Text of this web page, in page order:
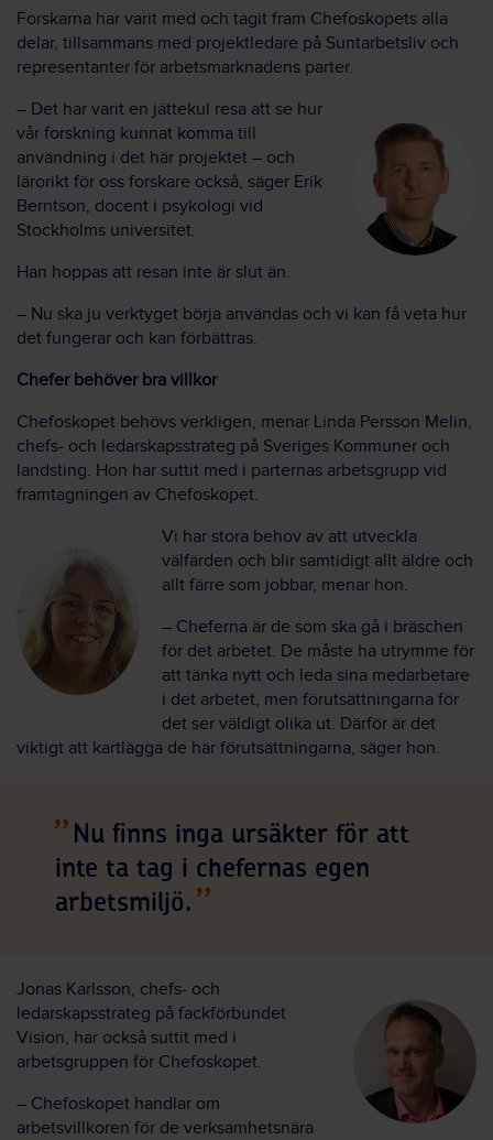
Forskarna har varit med och tagit fram Chefoskopets alla
delar, tillsammans med projektledare på Suntarbetsliv och
representanter för arbetsmarknadens parter.
– Det har varit en jättekul resa att se hur
vår forskning kunnat komma till
användning i det här projektet – och
lärorikt för oss forskare också, säger Erik
Berntson, docent i psykologi vid
Stockholms universitet.
Han hoppas att resan inte är slut än.
– Nu ska ju verktyget börja användas och vi kan få veta hur
det fungerar och kan förbättras.
Chefer behöver bra villkor
Chefoskopet behövs verkligen, menar Linda Persson Melin,
chefs- och ledarskapsstrateg på Sveriges Kommuner och
landsting. Hon har suttit med i parternas arbetsgrupp vid
framtagningen av Chefoskopet.
Vi har stora behov av att utveckla
välfärden och blir samtidigt allt äldre och
allt färre som jobbar, menar hon.
– Cheferna är de som ska gå i bräschen
för det arbetet. De måste ha utrymme för
att tänka nytt och leda sina medarbetare
i det arbetet, men förutsättningarna för
det ser väldigt olika ut. Därför är det
viktigt att kartlägga de här förutsättningarna, säger hon.
Nu finns inga ursäkter för att
inte ta tag i chefernas egen
arbetsmiljö.
Jonas Karlsson, chefs- och
ledarskapsstrateg på fackförbundet
Vision, har också suttit med i
arbetsgruppen för Chefoskopet.
– Chefoskopet handlar om
arbetsvillkoren för de verksamhetsnära